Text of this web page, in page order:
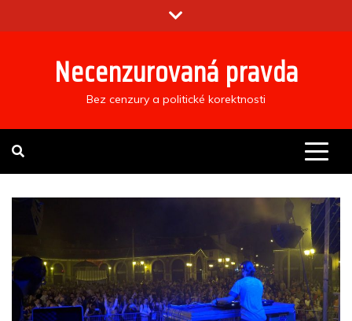
to
Necenzurovaná pravda
Bez cenzury a politické korektnosti